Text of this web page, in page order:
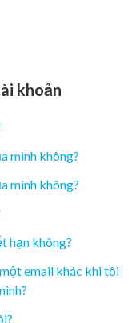
khoản
mình không?
mình không?
hạn không?
email khác khi tôi